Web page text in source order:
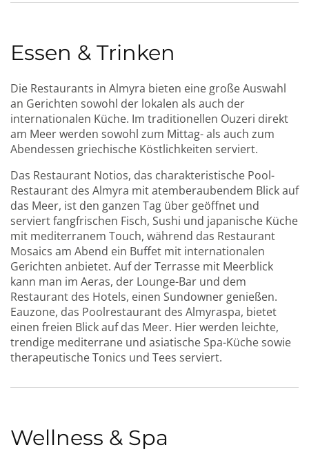
Essen & Trinken
Die Restaurants in Almyra bieten eine große Auswahl
an Gerichten sowohl der lokalen als auch der
internationalen Küche. Im traditionellen Ouzeri direkt
am Meer werden sowohl zum Mittag- als auch zum
Abendessen griechische Köstlichkeiten serviert.
Das Restaurant Notios, das charakteristische Pool-
Restaurant des Almyra mit atemberaubendem Blick auf
das Meer, ist den ganzen Tag über geöffnet und
serviert fangfrischen Fisch, Sushi und japanische Küche
mit mediterranem Touch, während das Restaurant
Mosaics am Abend ein Buffet mit internationalen
Gerichten anbietet. Auf der Terrasse mit Meerblick
kann man im Aeras, der Lounge-Bar und dem
Restaurant des Hotels, einen Sundowner genießen.
Eauzone, das Poolrestaurant des Almyraspa, bietet
einen freien Blick auf das Meer. Hier werden leichte,
trendige mediterrane und asiatische Spa-Küche sowie
therapeutische Tonics und Tees serviert.
Wellness & Spa